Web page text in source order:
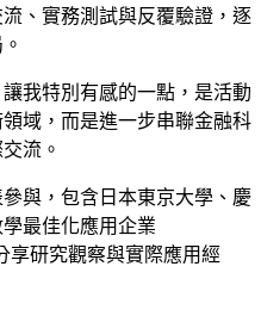
、實務測試與反覆驗證，逐
我特別有感的一點，是活動
域，而是進一步串聯金融科
流。
與，包含日本東京大學、慶
最佳化應用企業
享研究觀察與實際應用經